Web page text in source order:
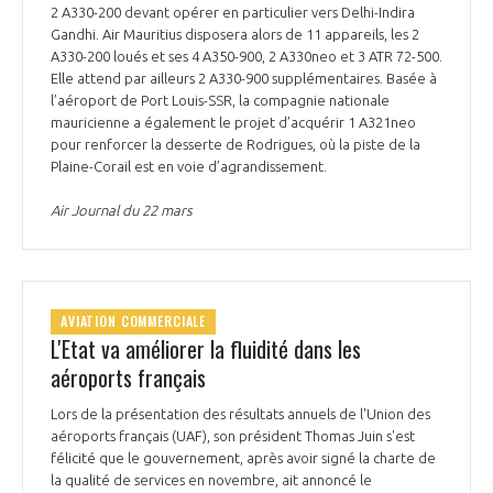
2 A330-200 devant opérer en particulier vers Delhi-Indira
Gandhi. Air Mauritius disposera alors de 11 appareils, les 2
A330-200 loués et ses 4 A350-900, 2 A330neo et 3 ATR 72-500.
Elle attend par ailleurs 2 A330-900 supplémentaires. Basée à
l’aéroport de Port Louis-SSR, la compagnie nationale
mauricienne a également le projet d’acquérir 1 A321neo
pour renforcer la desserte de Rodrigues, où la piste de la
Plaine-Corail est en voie d’agrandissement.
Air Journal du 22 mars
AVIATION COMMERCIALE
L'Etat va améliorer la fluidité dans les
aéroports français
Lors de la présentation des résultats annuels de l'Union des
aéroports français (UAF), son président Thomas Juin s'est
félicité que le gouvernement, après avoir signé la charte de
la qualité de services en novembre, ait annoncé le